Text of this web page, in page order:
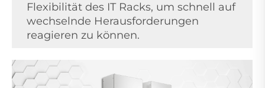
Flexibilität des IT Racks, um schnell auf
wechselnde Herausforderungen
reagieren zu können.